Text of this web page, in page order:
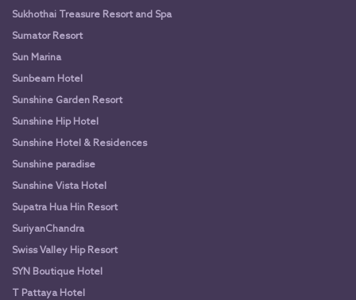
Sukhothai Treasure Resort and Spa
Sumator Resort
Sun Marina
Sunbeam Hotel
Sunshine Garden Resort
Sunshine Hip Hotel
Sunshine Hotel & Residences
Sunshine paradise
Sunshine Vista Hotel
Supatra Hua Hin Resort
SuriyanChandra
Swiss Valley Hip Resort
SYN Boutique Hotel
T Pattaya Hotel